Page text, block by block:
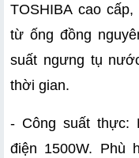
TOSHIBA cao
từ ống đồng
suất ngưng tụ
thời gian.
- Công suất thực:
điện 1500W. Phù